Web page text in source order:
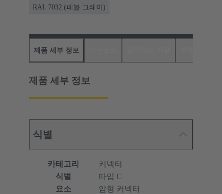
RAL 7032 (페블 그레이)
제품 세부 정보
제품 세부 정보
식별
카테고리
커넥터
식별
타입 C
요소
암형 커넥터